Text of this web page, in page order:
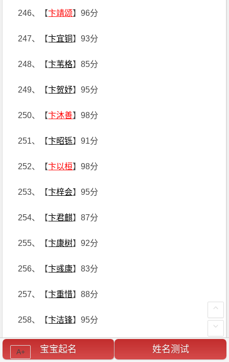
246、【卞靖颂】96分
247、【卞宜铜 】93分
248、【卞苇格】85分
249、【卞贺妤】95分
250、【卞沐善】98分
251、【卞昭铄】91分
252、【卞以桓】98分
253、【卞梓会】95分
254、【卞君麒】87分
255、【卞康树】92分
256、【卞彧康】83分
257、【卞重惜】88分
258、【卞洁锋】95分
259、【卞盛柱】83分
宝宝起名 姓名测试
A+